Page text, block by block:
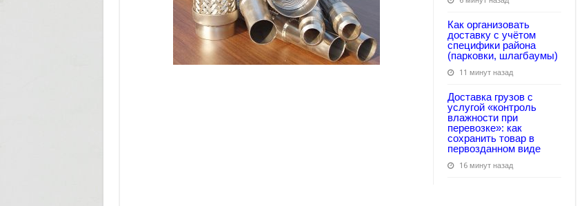
Как организовать
доставку с учётом
специфики района
(парковки, шлагбаумы)
11 минут назад
Доставка грузов с
услугой «контроль
влажности при
перевозке»: как
сохранить товар в
первозданном виде
16 минут назад